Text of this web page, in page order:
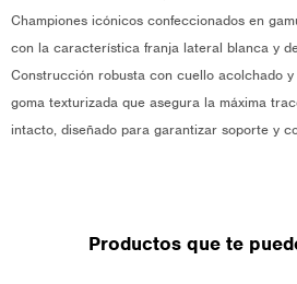
Championes icónicos confeccionados en
con la característica franja lateral blanca y
Construcción robusta con cuello acolchado
goma texturizada que asegura la máxima
intacto, diseñado para garantizar soporte y
Productos que te